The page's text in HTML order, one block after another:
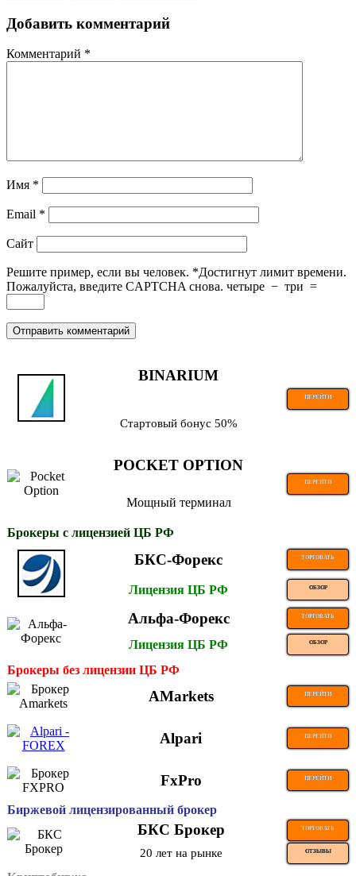
Добавить комментарий
Комментарий *
Имя *
Email *
Сайт
Решите пример, если вы человек. *Достигнут лимит времени.
Пожалуйста, введите CAPTCHA снова. четыре − три =
BINARIUM
ПЕРЕЙТИ
Стартовый бонус 50%
POCKET OPTION
ПЕРЕЙТИ
Мощный терминал
Брокеры с лицензией ЦБ РФ
БКС-Форекс ТОРГОВАТЬ
Лицензия ЦБ РФ ОБЗОР
Альфа-Форекс ТОРГОВАТЬ
Лицензия ЦБ РФ ОБЗОР
Брокеры без лицензии ЦБ РФ
AMarkets ПЕРЕЙТИ
Alpari ПЕРЕЙТИ
FxPro ПЕРЕЙТИ
Биржевой лицензированный брокер
БКС Брокер ТОРГОВАТЬ
20 лет на рынке ОТЗЫВЫ